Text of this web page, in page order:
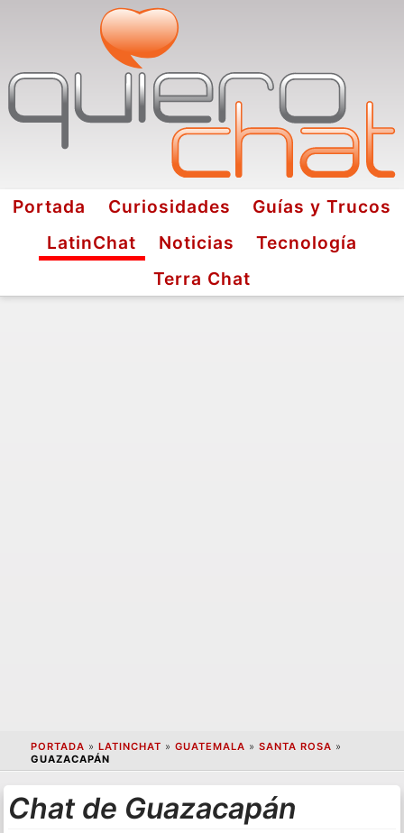
Portada Curiosidades
Guías y Trucos
LatinChat
Noticias
Tecnología
Terra Chat
PORTADA » LATINCHAT » GUATEMALA » SANTA ROSA »
GUAZACAPÁN
Chat de Guazacapán